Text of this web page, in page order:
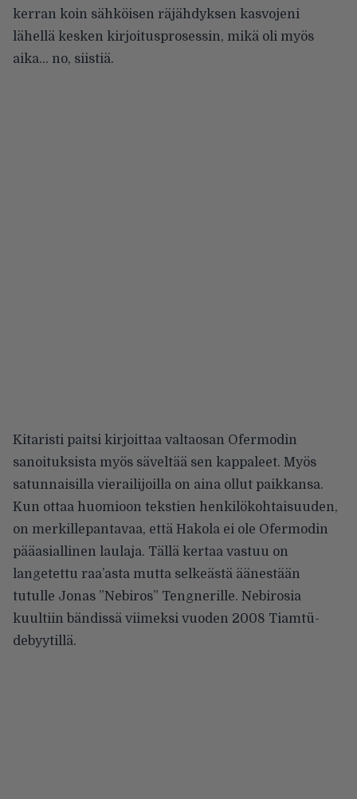
kerran koin sähköisen räjähdyksen kasvojeni
lähellä kesken kirjoitusprosessin, mikä oli myös
aika… no, siistiä.
Kitaristi paitsi kirjoittaa valtaosan Ofermodin
sanoituksista myös säveltää sen kappaleet. Myös
satunnaisilla vierailijoilla on aina ollut paikkansa.
Kun ottaa huomioon tekstien henkilökohtaisuuden,
on merkillepantavaa, että Hakola ei ole Ofermodin
pääasiallinen laulaja. Tällä kertaa vastuu on
langetettu raa’asta mutta selkeästä äänestään
tutulle Jonas ”Nebiros” Tengnerille. Nebirosia
kuultiin bändissä viimeksi vuoden 2008 Tiamtü-
debyytillä.